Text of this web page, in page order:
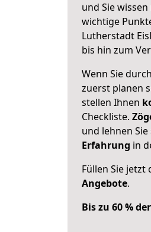
und Sie
wichtige
Lutherstadt
bis hin zum
Wenn Sie
zuerst planen
stellen Ihnen
Checkliste.
und lehnen
Erfahrung in
Füllen Sie jetzt
Angebote.
Bis zu 60 %